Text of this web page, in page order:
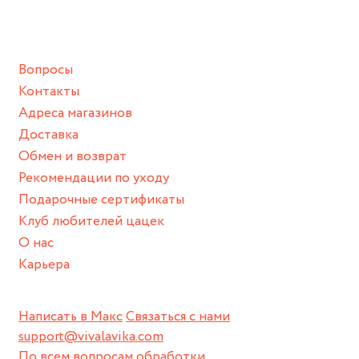
спортивный инвентарь).
Храните изделие в сухом месте.
Для надежного хранения мы доставляем все изделия в
нашей фирменной коробке или упаковке бренда.
Пожалуйста, используйте эту упаковку для хранения,
пока не носите украшение на себе.
Написать в МаксСвязаться с нами
support@vivalavika.com
Вопросы
Контакты
Адреса магазинов
Доставка
Обмен и возврат
Рекомендации по уходу
Подарочные сертификаты
Клуб любителей цацек
О нас
Карьера